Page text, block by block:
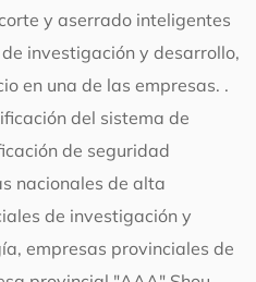
y aserrado inteligentes
investigación y desarrollo,
en una de las empresas. .
del sistema de
de seguridad
nacionales de alta
de investigación y
empresas provinciales de